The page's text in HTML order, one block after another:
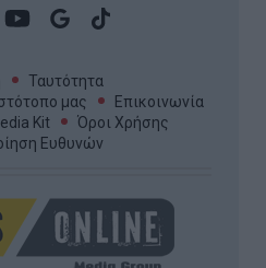
Ταυτότητα
μας
Επικοινωνία
Kit
Όροι Χρήσης
Ευθυνών